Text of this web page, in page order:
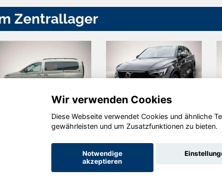
Zentrallager
Volkswagen
Caddy Maxi
Volvo C40
Wir verwenden Cookies
Diese Webseite verwendet Cookies und ähnliche
gewährleisten und um Zusatzfunktionen zu bieten.
Notwendige
akzeptieren